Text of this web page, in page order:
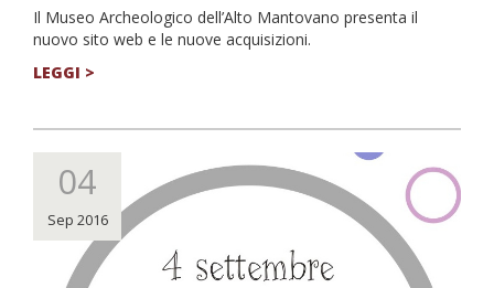
Il Museo Archeologico dell’Alto Mantovano presenta il
nuovo sito web e le nuove acquisizioni.
LEGGI >
04
Sep 2016